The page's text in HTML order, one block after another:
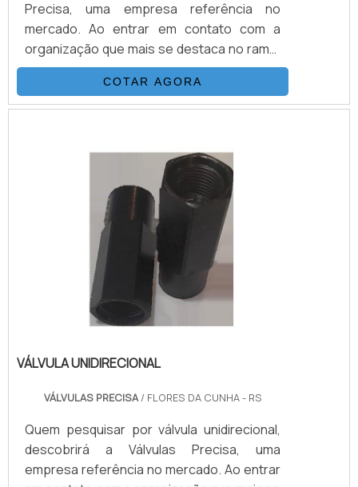
Precisa, uma empresa referência no
mercado. Ao entrar em contato com a
organização que mais se destaca no ramo,
o cliente receberá um suporte completo
para sanar eventuais dúvidas sobre o
produto a ser adquirido.MAIS
CONTROLE DIRECIONALQuem quer
encontrar válvulas de controle direcional
em uma empresa que preza pela
segurança, enc...
COTAR AGORA
VÁLVULA UNIDIRECIONAL
VÁLVULAS PRECISA/ FLORES DA CUNHA - RS
Quem pesquisar por válvula unidirecional,
descobrirá a Válvulas Precisa, uma
empresa referência no mercado. Ao entrar